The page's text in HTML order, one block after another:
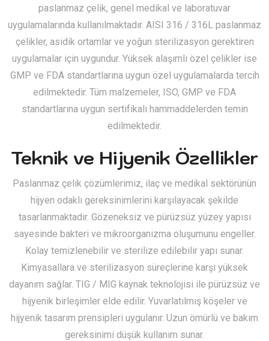
paslanmaz çelik, genel medikal ve laboratuvar
uygulamalarında kullanılmaktadır. AISI 316 / 316L paslanmaz
çelikler, asidik ortamlar ve yoğun sterilizasyon gerektiren
uygulamalar için uygundur. Yüksek alaşımlı özel çelikler ise
GMP ve FDA standartlarına uygun özel uygulamalarda tercih
edilmektedir. Tüm malzemeler, ISO, GMP ve FDA
standartlarına uygun sertifikalı hammaddelerden temin
edilmektedir.
Teknik ve Hijyenik Özellikler
Paslanmaz çelik çözümlerimiz, ilaç ve medikal sektörünün
hijyen odaklı gereksinimlerini karşılayacak şekilde
tasarlanmaktadır. Gözeneksiz ve pürüzsüz yüzey yapısı
sayesinde bakteri ve mikroorganizma oluşumunu engeller.
Kolay temizlenebilir ve sterilize edilebilir yapı sunar.
Kimyasallara ve sterilizasyon süreçlerine karşı yüksek
dayanım sağlar. TIG / MIG kaynak teknolojisi ile pürüzsüz ve
hijyenik birleşimler elde edilir. Yuvarlatılmış köşeler ve
hijyenik tasarım prensipleri uygulanır. Uzun ömürlü ve bakım
gereksinimi düşük kullanım sunar.